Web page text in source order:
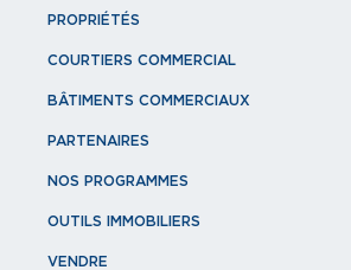
PROPRIÉTÉS
COURTIERS COMMERCIAL
BÂTIMENTS COMMERCIAUX
PARTENAIRES
NOS PROGRAMMES
OUTILS IMMOBILIERS
VENDRE